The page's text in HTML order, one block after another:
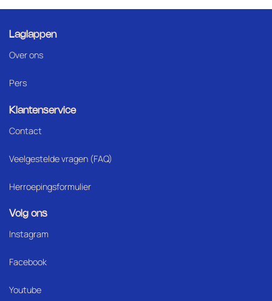
Laglappen
Over ons
Pers
Klantenservice
Contact
Veelgestelde vragen (FAQ)
Herroepingsformulier
Volg ons
Instagram
Facebook
Youtube